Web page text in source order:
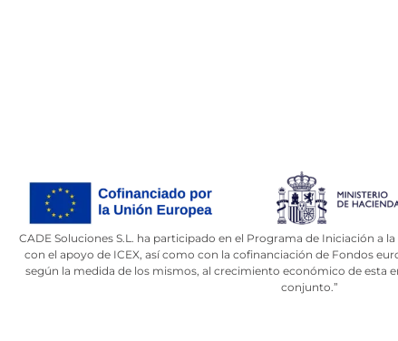
CADE Soluciones S.L. ha participado en el Programa de Iniciación a
con el apoyo de ICEX, así como con la cofinanciación de Fondos
según la medida de los mismos, al crecimiento económico de esta
conjunto.”